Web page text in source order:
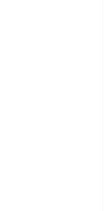
hvězdiček.
hvězdiček.